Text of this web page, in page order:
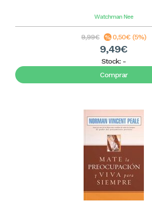
Watchman Nee
9,99€ 0,50€ (5%)
9,49€
Stock: -
Comprar